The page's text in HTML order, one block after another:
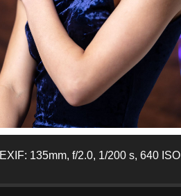
EXIF: 135mm, f/2.0, 1/200 s, 640 ISO